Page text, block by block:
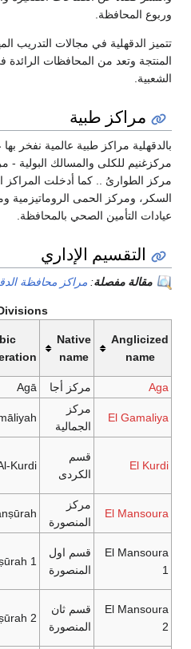
وربوع المحافظة.
تتميز الدقهلية في مجالات التدريب
المنتجة وتعد من المحافظات الرائدة في
الشعبية.
مراكز طبية
بالدقهلية مراكز طبية عالمية نفخر بها
مركزغنيم للكلى والمسالك البولية -
مركز الطوارىُ .. كما أدخلت المراكز
السكر، ومركز الحمى الروماتيزمية
عيادات التأمين الصحي بالمحافظة.
التقسيم الإداري
مقالة مفصلة:مراكز محافظة
Divisions
Anglicized
name
Native
name
Aga مركز أجا Agā
El Gamaliya
مركز
الجمالية
El Kurdi
قسم
الكردى
Al-Kurdi
El Mansoura
مركز
المنصورة
El Mansoura
قسم اول
المنصورة
1
El Mansoura
قسم ثان
المنصورة
2